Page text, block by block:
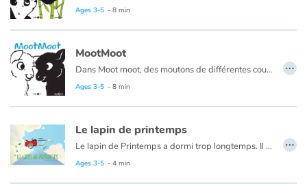
Ages 3-5 - 8 min
MootMoot
Dans Moot moot, des moutons de différentes couleurs jouent à saute-mouton.
Ages 3-5 - 8 min
…
Le lapin de printemps
Le lapin de Printemps a dormi trop longtemps. Il a laissé l'hiver effacer les couleurs et tout est blanc ! Vite ! Le lapin doit tout repeindre ! Les fleurs, les oiseaux, les animaux ! Mais il a besoin d'aide et tous ses amis proposent des couleurs différentes. Réussira-t-il à peindre toutes ces choses avec les bonnes couleurs ? Sera-t-il assez rapide pour donner vie au Printemps, sans se mélanger les pinceaux...
Ages 3-5 - 4 min
…